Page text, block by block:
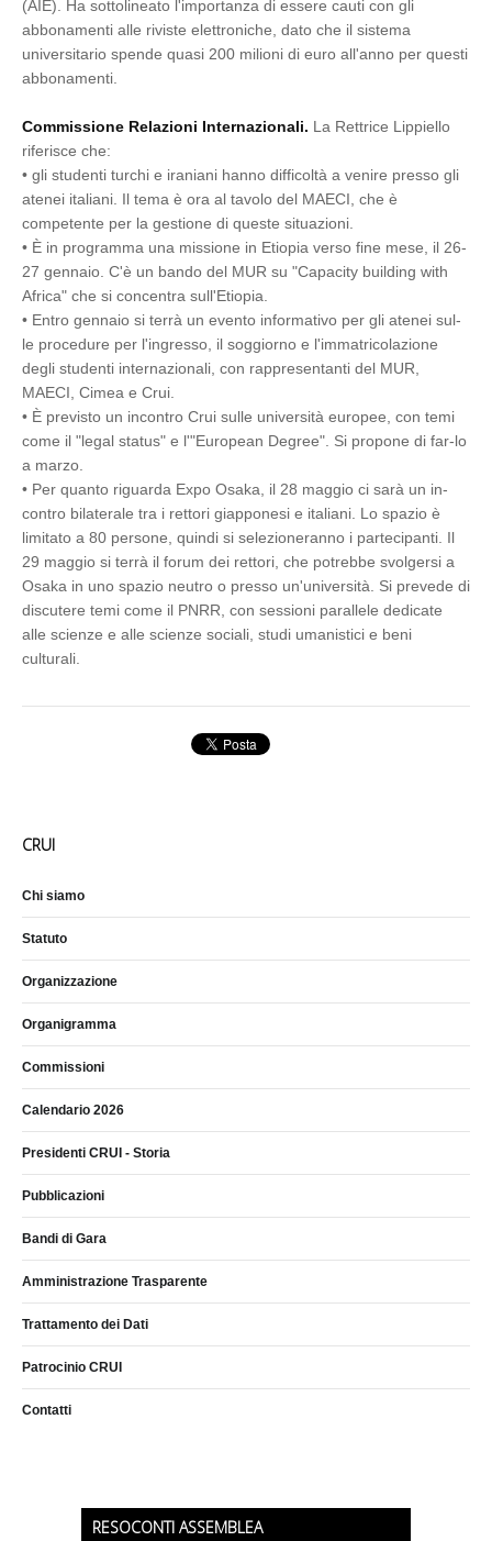
(AIE). Ha sottolineato l'importanza di essere cauti con gli
abbonamenti alle riviste elettroniche, dato che il sistema
universitario spende quasi 200 milioni di euro all'anno per questi
abbonamenti.
Commissione Relazioni Internazionali. La Rettrice Lippiello
riferisce che:
• gli studenti turchi e iraniani hanno difficoltà a venire presso gli
atenei italiani. Il tema è ora al tavolo del MAECI, che è
competente per la gestione di queste situazioni.
• È in programma una missione in Etiopia verso fine mese, il 26-
27 gennaio. C'è un bando del MUR su "Capacity building with
Africa" che si concentra sull'Etiopia.
• Entro gennaio si terrà un evento informativo per gli atenei sul-
le procedure per l'ingresso, il soggiorno e l'immatricolazione
degli studenti internazionali, con rappresentanti del MUR,
MAECI, Cimea e Crui.
• È previsto un incontro Crui sulle università europee, con temi
come il "legal status" e l'"European Degree". Si propone di far-lo
a marzo.
• Per quanto riguarda Expo Osaka, il 28 maggio ci sarà un in-
contro bilaterale tra i rettori giapponesi e italiani. Lo spazio è
limitato a 80 persone, quindi si selezioneranno i partecipanti. Il
29 maggio si terrà il forum dei rettori, che potrebbe svolgersi a
Osaka in uno spazio neutro o presso un'università. Si prevede di
discutere temi come il PNRR, con sessioni parallele dedicate
alle scienze e alle scienze sociali, studi umanistici e beni
culturali.
CRUI
Chi siamo
Statuto
Organizzazione
Organigramma
Commissioni
Calendario 2026
Presidenti CRUI - Storia
Pubblicazioni
Bandi di Gara
Amministrazione Trasparente
Trattamento dei Dati
Patrocinio CRUI
Contatti
RESOCONTI ASSEMBLEA